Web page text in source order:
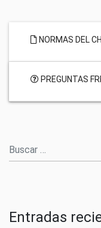
NORMAS DEL
PREGUNTAS
Entradas